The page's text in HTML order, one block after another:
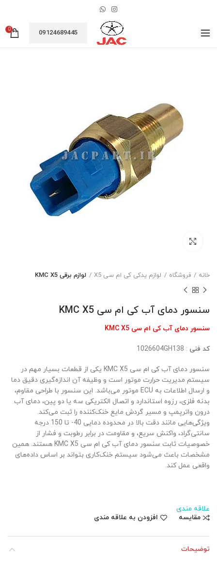
09124689445
0
خانه فروشگاه لوازم یدکی کی ام سی X5 لوازم برقی KMC X5
سنسور دمای آب کی ام سی KMC X5
سنسور دمای آب کی ام سی KMC X5
کد فنی : 1026604GH138
سنسور دمای آب کی ام سی KMC X5 یکی از قطعات بسیار مهم در
سیستم مدیریت حرارت موتور است و وظیفه آن اندازه‌گیری دقیق دما
و ارسال اطلاعات به ECU موتور می‌باشد. این سنسور با طراحی مقاوم،
بدنه فلزی، رزوه استاندارد و اتصال الکتریکی سه یا دو پین، دمای آب
درون واترپمپ و مسیر گردش مایع خنک‌کننده را ثبت می‌کند.
ویژگی‌هایی مانند دقت بالا در محدوده دمایی 40- تا 150 درجه
سانتی‌گراد، واکنش سریع، و مقاومت در برابر رطوبت و فشار از
خصوصیات ثابت سنسور دمای آب کی ام سی KMC X5 هستند. همین
مشخصات باعث می‌شود سیستم خنک‌کاری بتواند بر اساس داده‌های
واقعی عمل کند.
علاقه مندی
مقایسه
افزودن به علاقه مندی
توضیحات